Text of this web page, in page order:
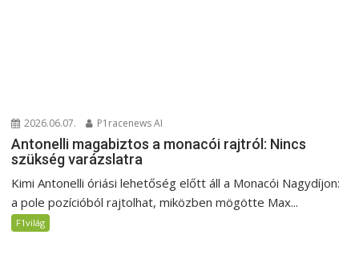
2026.06.07. P1racenews AI
Antonelli magabiztos a monacói rajtról: Nincs
szükség varázslatra
Kimi Antonelli óriási lehetőség előtt áll a Monacói Nagydíjon:
a pole pozícióból rajtolhat, miközben mögötte Max...
F1világ